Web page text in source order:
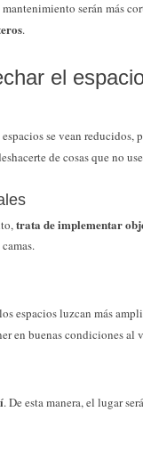
serán más
.
el
se vean reducidos,
de cosas que no
trata de implementar
espacios luzcan más
en buenas condiciones al
. De esta manera, el lugar